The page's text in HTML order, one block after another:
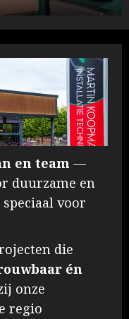
en team —
duurzame en
voor
die
én
onze
regio